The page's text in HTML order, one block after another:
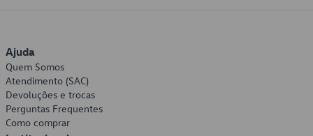
Ajuda
Quem Somos
Atendimento (SAC)
Devoluções e trocas
Perguntas Frequentes
Como comprar